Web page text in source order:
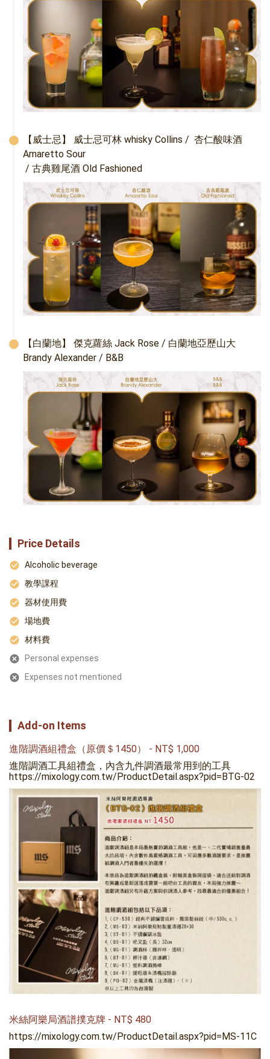
【威士忌】 威士忌可林 whisky Collins /  杏仁酸味酒
Amaretto Sour
/ 古典雞尾酒 Old Fashioned
【白蘭地】 傑克蘿絲 Jack Rose / 白蘭地亞歷山大
Brandy Alexander / B&B
Price Details
Alcoholic beverage
教學課程
器材使用費
場地費
材料費
Personal expenses
Expenses not mentioned
Add-on Items
進階調酒組禮盒（原價＄1450） - NT$ 1,000
進階調酒工具組禮盒，內含九件調酒最常用到的工具
https://mixology.com.tw/ProductDetail.aspx?pid=BTG-02
米絲阿樂局酒譜撲克牌 - NT$ 480
https://mixology.com.tw/ProductDetail.aspx?pid=MS-11C